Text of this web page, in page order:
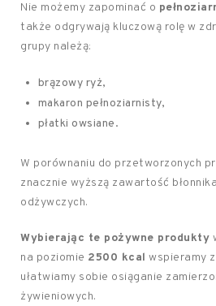
Nie możemy zapominać o
także odgrywają kluczową rolę w
grupy należą:
brązowy ryż,
makaron pełnoziarnisty,
płatki owsiane.
W porównaniu do przetworzonych
znacznie wyższą zawartość
odżywczych.
Wybierając te pożywne produkty
na poziomie 2500 kcal wspieramy
ułatwiamy sobie osiąganie
żywieniowych.